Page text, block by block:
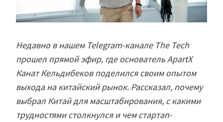
Недавно в нашем Telegram-канале The Tech
прошел прямой эфир, где основатель ApartX
Канат Кельдибеков поделился своим опытом
выхода на китайский рынок. Рассказал, почему
выбрал Китай для масштабирования, с какими
трудностями столкнулся и чем стартап-